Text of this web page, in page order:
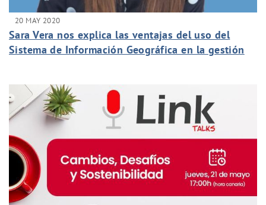
20 MAY 2020
Sara Vera nos explica las ventajas del uso del
Sistema de Información Geográfica en la gestión